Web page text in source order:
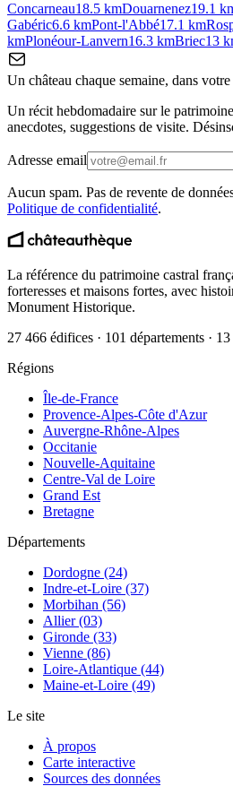
Concarneau18.5 kmDouarnenez19.1
Gabéric6.6 kmPont-l'Abbé17.1 km
kmPlonéour-Lanvern16.3 kmBriec13
Un château chaque semaine, dans
Un récit hebdomadaire sur le
anecdotes, suggestions de visite.
Adresse email
Aucun spam. Pas de revente de
Politique de confidentialité.
La référence du patrimoine castral
forteresses et maisons fortes, avec
Monument Historique.
27 466 édifices · 101 départements ·
Régions
Île-de-France
Provence-Alpes-Côte d'Azur
Auvergne-Rhône-Alpes
Occitanie
Nouvelle-Aquitaine
Centre-Val de Loire
Grand Est
Bretagne
Départements
Dordogne (24)
Indre-et-Loire (37)
Morbihan (56)
Allier (03)
Gironde (33)
Vienne (86)
Loire-Atlantique (44)
Maine-et-Loire (49)
Le site
À propos
Carte interactive
Sources des données